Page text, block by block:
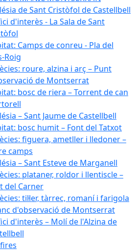
de Sant Cristòfol de Castellbell
d'interès - La Sala de Sant
Camps de conreu - Pla del
Roig
roure, alzina i arç – Punt
de Montserrat
bosc de riera – Torrent de can
– Sant Jaume de Castellbell
bosc humit – Font del Tatxot
figuera, ametller i lledoner –
camps
– Sant Esteve de Marganell
plataner, roldor i llentiscle –
del Carner
til·ler, tàrrec, romaní i farigola
d'observació de Montserrat
d'interès – Molí de l'Alzina de